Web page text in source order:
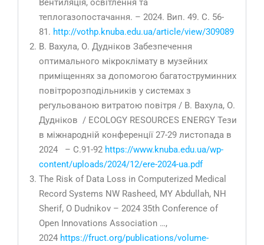
Вентиляція, освітлення та
теплогазопостачання. – 2024. Вип. 49. С. 56-
81. http://vothp.knuba.edu.ua/article/view/309089
В. Вахула, О. Дудніков Забезпечення
оптимального мікроклімату в музейних
приміщеннях за допомогою багатоструминних
повітророзподільників у системах з
регульованою витратою повітря / В. Вахула, О.
Дудніков / ECOLOGY RESOURCES ENERGY Тези
в міжнародній конференції 27-29 листопада в
2024 – С.91-92 https://www.knuba.edu.ua/wp-
content/uploads/2024/12/ere-2024-ua.pdf
The Risk of Data Loss in Computerized Medical
Record Systems NW Rasheed, MY Abdullah, NH
Sherif, O Dudnikov – 2024 35th Conference of
Open Innovations Association …,
2024 https://fruct.org/publications/volume-